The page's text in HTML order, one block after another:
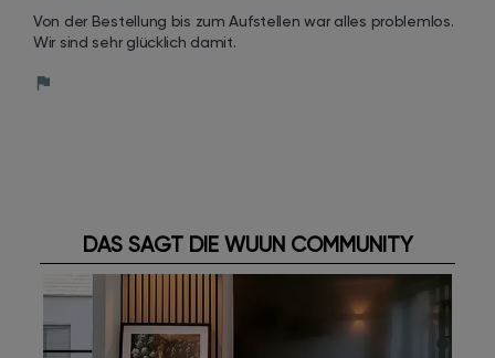
Von der Bestellung bis zum Aufstellen war alles problemlos.
Wir sind sehr glücklich damit.
DAS SAGT DIE WUUN COMMUNITY